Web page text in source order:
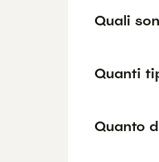
Quali
Quanti
Quanto